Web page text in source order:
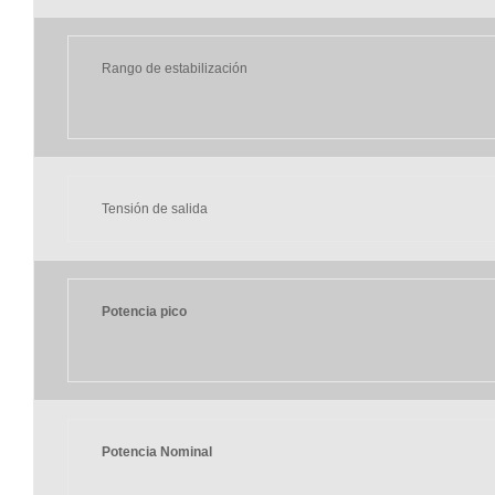
Rango de estabilización
Tensión de salida
Potencia pico
Potencia Nominal